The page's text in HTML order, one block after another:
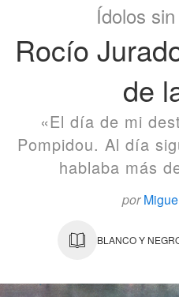
Ídolos
Rocío
de
«El día de mi
Pompidou. Al día
hablaba más
por
BLANCO Y